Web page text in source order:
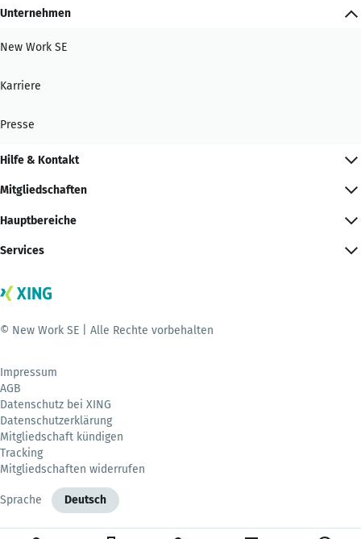
Unternehmen
New Work SE
Karriere
Presse
Hilfe & Kontakt
Mitgliedschaften
Hauptbereiche
Services
© New Work SE | Alle Rechte vorbehalten
Impressum
AGB
Datenschutz bei XING
Datenschutzerklärung
Mitgliedschaft kündigen
Tracking
Mitgliedschaften widerrufen
Sprache Deutsch